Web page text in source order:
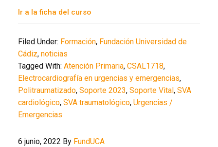
Ir a la ficha del curso
Filed Under: Formación, Fundación Universidad de
Cádiz,noticias
Tagged With:Atención Primaria,CSAL1718,
Electrocardiografía en urgencias y emergencias,
Politraumatizado,Soporte 2023,Soporte Vital,SVA
cardiológico,SVA traumatológico,Urgencias /
Emergencias
6 junio, 2022 By FundUCA